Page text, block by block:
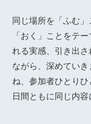
同じ場所を「ふむ
「おく」ことをテ
れる実感、引き出
ながら、深めてい
ね、参加者ひとり
日間ともに同じ内容